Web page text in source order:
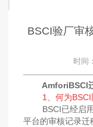
BSCI验厂审
时间
AmforiBSCl
1、何为BSCI
BSCI已经启用
平台的审核记录迁